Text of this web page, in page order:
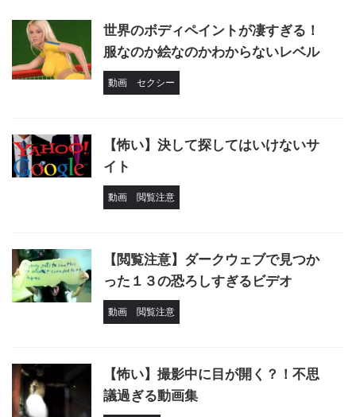
世界のボディペイントが凄すぎる！
服なのか絵なのかわからないレベル
動画 セクシー
【怖い】決して探してはいけないサ
イト
動画 閲覧注意
【閲覧注意】ダークウェブで見つか
った１３の恐ろしすぎるビデオ
動画 閲覧注意
【怖い】撮影中に目が開く？！不思
議過ぎる動画集